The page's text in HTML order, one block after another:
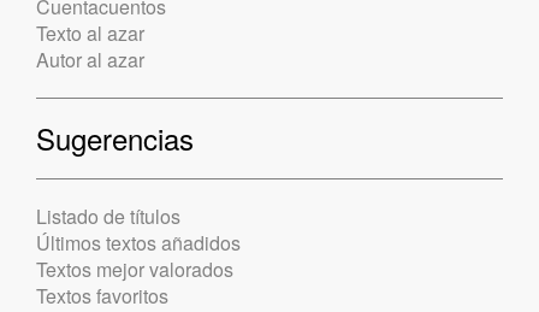
Cuentacuentos
Texto al azar
Autor al azar
Sugerencias
Listado de títulos
Últimos textos añadidos
Textos mejor valorados
Textos favoritos